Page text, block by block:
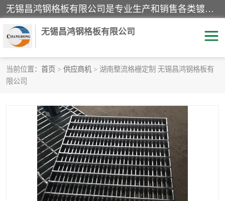
无锡昌鸿钢格板有限公司是专业生产和销售各类镀锌钢格板、镀锌钢格栅、不锈钢钢格及其相关产品的现代化企业。公司产品广泛运用于石油、化工、港口、电力、运输、造纸、医药、钢铁、食品、市政、房地产、制造业等各个领域。
无锡昌鸿钢格板有限公司
当前位置： 首页 > 供应商机 > 湖南整流格栅定制 无锡昌鸿钢格板有
限公司
镀锌钢格板
踏步板 水沟盖板
钢格栅
齿形钢格板 钢格板
热镀锌钢格板 复合钢格板